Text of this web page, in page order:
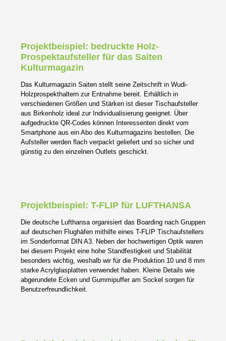
Projektbeispiel: bedruckte Holz-
Prospektaufsteller für das Saiten
Kulturmagazin
Das Kulturmagazin Saiten stellt seine Zeitschrift in Wudi-
Holzprospekthaltern zur Entnahme bereit. Erhältlich in
verschiedenen Größen und Stärken ist dieser Tischaufsteller
aus Birkenholz ideal zur Individualisierung geeignet. Über
aufgedruckte QR-Codes können Interessenten direkt vom
Smartphone aus ein Abo des Kulturmagazins bestellen. Die
Aufsteller werden flach verpackt geliefert und so sicher und
günstig zu den einzelnen Outlets geschickt.
Projektbeispiel: T-FLIP für LUFTHANSA
Die deutsche Lufthansa organisiert das Boarding nach Gruppen
auf deutschen Flughäfen mithilfe eines T-FLIP Tischaufstellers
im Sonderformat DIN A3. Neben der hochwertigen Optik waren
bei diesem Projekt eine hohe Standfestigkeit und Stabilität
besonders wichtig, weshalb wir für die Produktion 10 und 8 mm
starke Acrylglasplatten verwendet haben. Kleine Details wie
abgerundete Ecken und Gummipuffer am Sockel sorgen für
Benutzerfreundlichkeit.